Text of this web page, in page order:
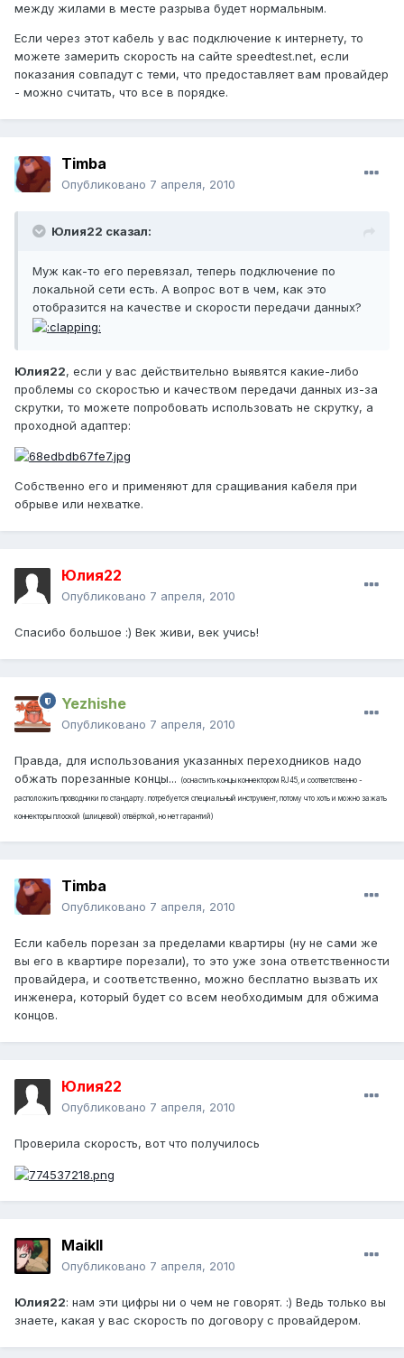
между жилами в месте разрыва будет нормальным.
Если через этот кабель у вас подключение к интернету, то
можете замерить скорость на сайте speedtest.net, если
показания совпадут с теми, что предоставляет вам провайдер
- можно считать, что все в порядке.
Timba
Опубликовано 7 апреля, 2010
Юлия22 сказал:
Муж как-то его перевязал, теперь подключение по
локальной сети есть. А вопрос вот в чем, как это
отобразится на качестве и скорости передачи данных?
Юлия22, если у вас действительно выявятся какие-либо
проблемы со скоростью и качеством передачи данных из-за
скрутки, то можете попробовать использовать не скрутку, а
проходной адаптер:
Собственно его и применяют для сращивания кабеля при
обрыве или нехватке.
Юлия22
Опубликовано 7 апреля, 2010
Спасибо большое :) Век живи, век учись!
Yezhishe
Опубликовано 7 апреля, 2010
Правда, для использования указанных переходников надо
обжать порезанные концы... (оснастить концы коннектором RJ45, и соответственно -
расположить проводники по стандарту. потребуется специальный инструмент, потому что хоть и можно зажать
коннекторы плоской (шлицевой) отвёрткой, но нет гарантий)
Timba
Опубликовано 7 апреля, 2010
Если кабель порезан за пределами квартиры (ну не сами же
вы его в квартире порезали), то это уже зона ответственности
провайдера, и соответственно, можно бесплатно вызвать их
инженера, который будет со всем необходимым для обжима
концов.
Юлия22
Опубликовано 7 апреля, 2010
Проверила скорость, вот что получилось
Maikll
Опубликовано 7 апреля, 2010
Юлия22: нам эти цифры ни о чем не говорят. :) Ведь только вы
знаете, какая у вас скорость по договору с провайдером.